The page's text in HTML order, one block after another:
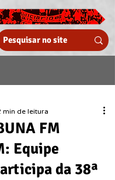
FM
Equipe
da 38ª
min de leitura